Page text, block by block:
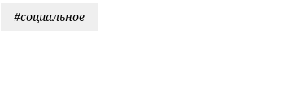
#социальное